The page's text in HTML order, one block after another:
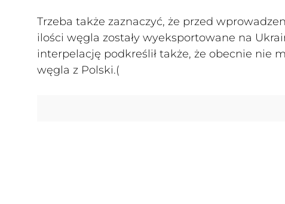
Trzeba także zaznaczyć, że przed
ilości węgla zostały wyeksportowane na
interpelację podkreślił także, że obecnie nie
węgla z Polski.(